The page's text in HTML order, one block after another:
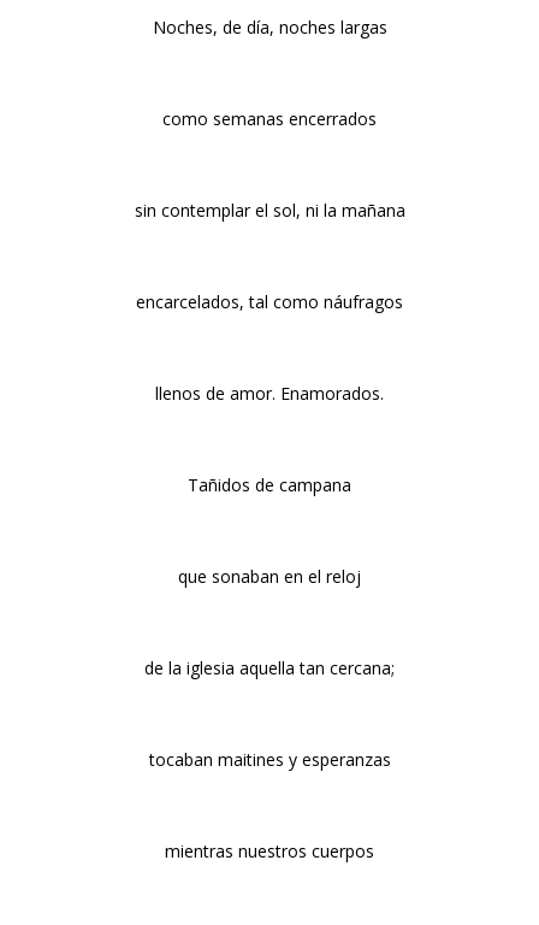
Noches, de día, noches largas
como semanas encerrados
sin contemplar el sol, ni la mañana
encarcelados, tal como náufragos
llenos de amor. Enamorados.
Tañidos de campana
que sonaban en el reloj
de la iglesia aquella tan cercana;
tocaban maitines y esperanzas
mientras nuestros cuerpos